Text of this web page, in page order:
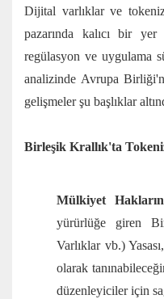
Dijital varlıklar ve
pazarında kalıcı bir
regülasyon ve uygulama
analizinde Avrupa
gelişmeler şu başlıklar
Birleşik Krallık'ta
Mülkiyet
yürürlüğe giren
Varlıklar vb.)
olarak
düzenleyiciler için